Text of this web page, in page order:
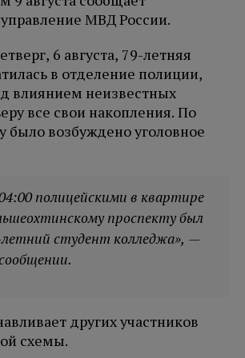
МВД России.
6 августа, 79-летняя
в отделение полиции,
влиянием неизвестных
все свои накопления. По
было возбуждено уголовное
полицейскими в квартире
проспекту был
студент колледжа», —
других участников
схемы.